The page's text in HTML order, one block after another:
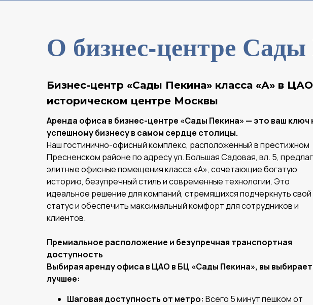
О бизнес-центре
Бизнес-центр «Сады Пекина» класса «А» в
историческом центре Москвы
Аренда офиса в бизнес-центре «Сады Пекина» — это ваш ключ
успешному бизнесу в самом сердце столицы.
Наш гостинично-офисный комплекс, расположенный в престижном
Пресненском районе по адресу ул. Большая Садовая, вл. 5,
элитные офисные помещения класса «А», сочетающие богатую
историю, безупречный стиль и современные технологии. Это
идеальное решение для компаний, стремящихся подчеркнуть свой
статус и обеспечить максимальный комфорт для сотрудников и
клиентов.
Премиальное расположение и безупречная транспортная
доступность
Выбирая аренду офиса в ЦАО в БЦ «Сады Пекина», вы
лучшее:
Шаговая доступность от метро: Всего 5 минут пешком от